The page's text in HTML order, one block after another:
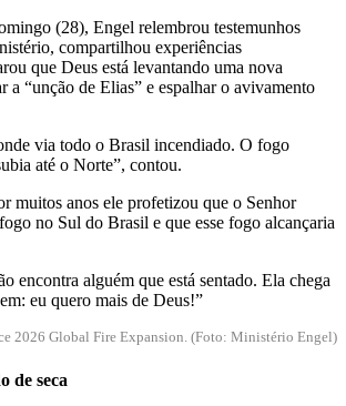
(28), Engel relembrou testemunhos
compartilhou experiências
que Deus está levantando uma nova
a “unção de Elias” e espalhar o avivamento
via todo o Brasil incendiado. O fogo
até o Norte”, contou.
muitos anos ele profetizou que o Senhor
no Sul do Brasil e que esse fogo alcançaria
encontra alguém que está sentado. Ela chega
eu quero mais de Deus!”
2026 Global Fire Expansion. (Foto: Ministério Engel)
de seca